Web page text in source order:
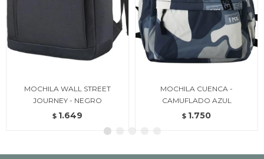
MOCHILA WALL STREET
JOURNEY - NEGRO
$ 1.649
MOCHILA CUENCA -
CAMUFLADO AZUL
$ 1.750